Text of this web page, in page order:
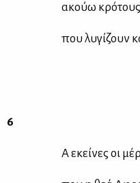
ακούω
που λυ­γί­ζουν
6
Α εκεί­νες οι